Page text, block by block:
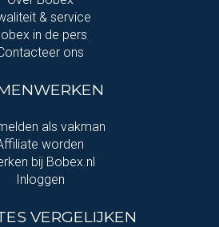
& service
in de pers
ons
als vakman
worden
bij Bobex.nl
Inloggen
VERGELIJKEN